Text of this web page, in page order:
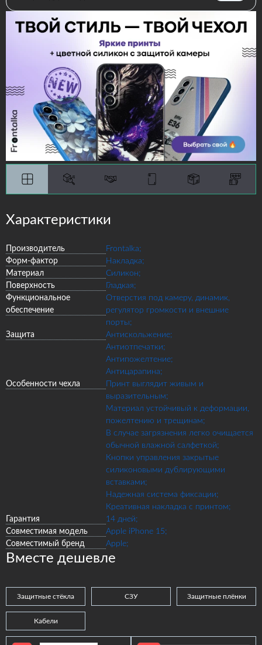
Характеристики
Производитель
Frontalka;
Форм-фактор
Накладка;
Материал
Силикон;
Поверхность
Гладкая;
Функциональное
обеспечение
Отверстия под камеру, динамик,
регулятор громкости и внешние
порты;
Защита
Антискольжение;
Антиотпечатки;
Антипожелтение;
Антицарапина;
Особенности чехла
Принт выглядит живым и
выразительным;
Материал устойчивый к деформации,
пожелтению и трещинам;
В случае загрязнения легко очищается
обычной влажной салфеткой;
Кнопки управления закрытые
силиконовыми дублирующими
вставками;
Надежная система фиксации;
Креативная накладка с принтом;
Гарантия
14 дней;
Совместимая модель
Apple iPhone 15;
Совместимый бренд
Apple;
Вместе дешевле
Защитные стёкла СЗУ Защитные плёнки
Кабели